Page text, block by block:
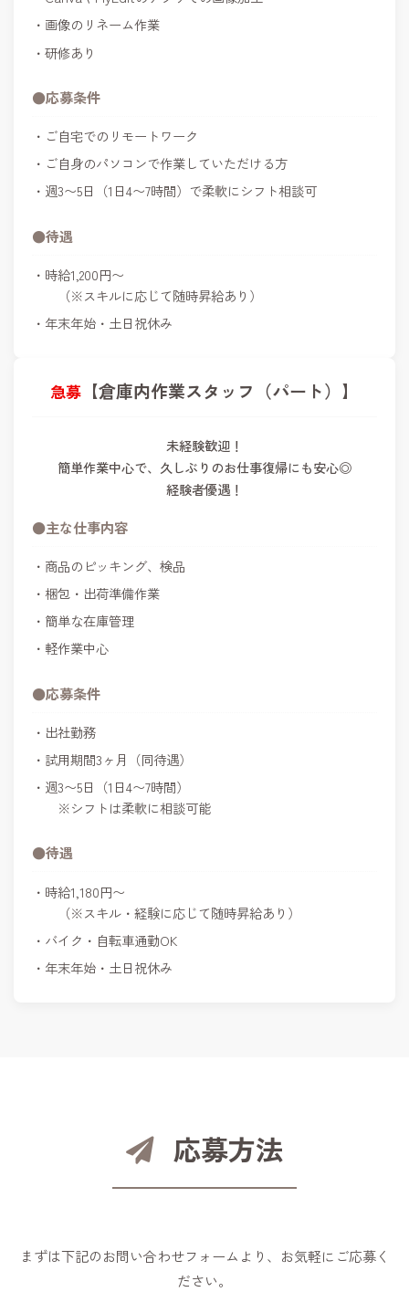
画像のリネーム作業
研修あり
●応募条件
ご自宅でのリモートワーク
ご自身のパソコンで作業していただける方
週3〜5日（1日4〜7時間）で柔軟にシフト相談可
●待遇
時給1,200円〜
（※スキルに応じて随時昇給あり）
年末年始・土日祝休み
【倉庫内作業スタッフ（パート）】
未経験歓迎！
簡単作業中心で、久しぶりのお仕事復帰にも安心◎
経験者優遇！
●主な仕事内容
商品のピッキング、検品
梱包・出荷準備作業
簡単な在庫管理
軽作業中心
●応募条件
出社勤務
試用期間3ヶ月（同待遇）
週3〜5日（1日4〜7時間）
※シフトは柔軟に相談可能
●待遇
時給1,180円〜
（※スキル・経験に応じて随時昇給あり）
バイク・自転車通勤OK
年末年始・土日祝休み
応募方法
まずは下記のお問い合わせフォームより、お気軽にご応募く
ださい。